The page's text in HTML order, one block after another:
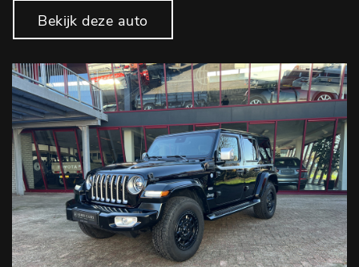
Bekijk deze auto